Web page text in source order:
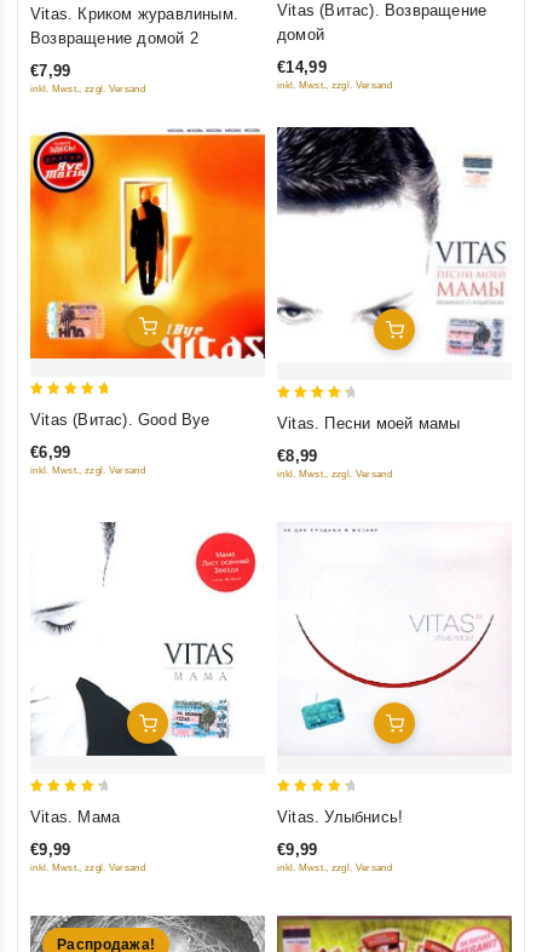
out of 5
Vitas. Криком журавлиным.
Возвращение домой 2
€7,99
inkl. Mwst., zzgl. Versand
out of 5
Vitas (Витас). Возвращение
домой
€14,99
inkl. Mwst., zzgl. Versand
Добавить В Корзину
out of 5
Vitas (Витас). Good Bye
€6,99
inkl. Mwst., zzgl. Versand
Добавить В Корзину
Vitas. Песни моей мамы
€8,99
inkl. Mwst., zzgl. Versand
Добавить В Корзину
Vitas. Мама
€9,99
inkl. Mwst., zzgl. Versand
Добавить В Корзину
Vitas. Улыбнись!
€9,99
inkl. Mwst., zzgl. Versand
Распродажа!